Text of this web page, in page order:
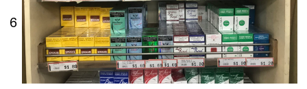
6